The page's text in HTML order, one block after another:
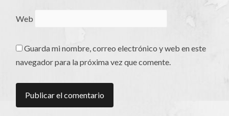
Web
Guarda mi nombre, correo electrónico y web en este
navegador para la próxima vez que comente.